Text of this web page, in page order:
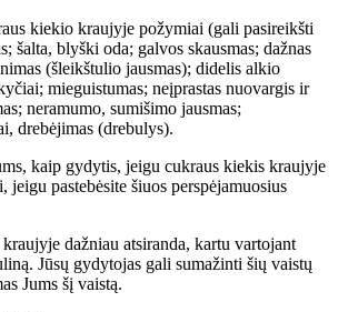
kiekio kraujyje požymiai (gali pasireikšti
šalta, blyški oda; galvos skausmas; dažnas
(šleikštulio jausmas); didelis alkio
mieguistumas; neįprastas nuovargis ir
neramumo, sumišimo jausmas;
drebėjimas (drebulys).
kaip gydytis, jeigu cukraus kiekis kraujyje
jeigu pastebėsite šiuos perspėjamuosius
dažniau atsiranda, kartu vartojant
Jūsų gydytojas gali sumažinti šių vaistų
Jums šį vaistą.